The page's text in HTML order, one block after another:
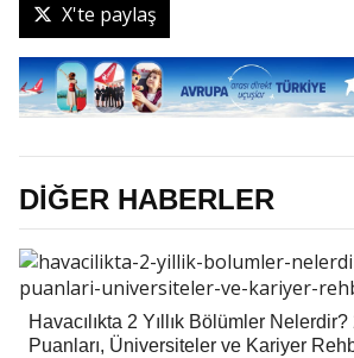
X'te paylaş
DİĞER HABERLER
Havacılıkta 2 Yıllık Bölümler
Puanları, Üniversiteler ve Kariyer